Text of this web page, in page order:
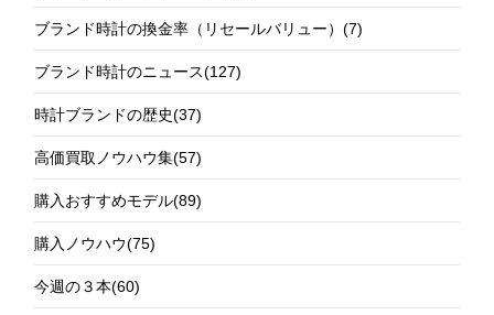
ブランド時計の換金率（リセールバリュー）(7)
ブランド時計のニュース(127)
時計ブランドの歴史(37)
高価買取ノウハウ集(57)
購入おすすめモデル(89)
購入ノウハウ(75)
今週の３本(60)